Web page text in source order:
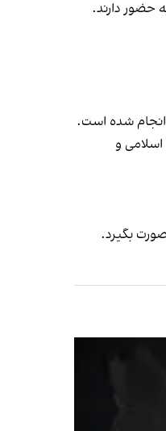
انجام شده است.
اسلامی و
بگیرد.